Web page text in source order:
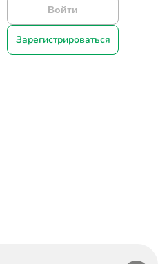
Войти
Зарегистрироваться